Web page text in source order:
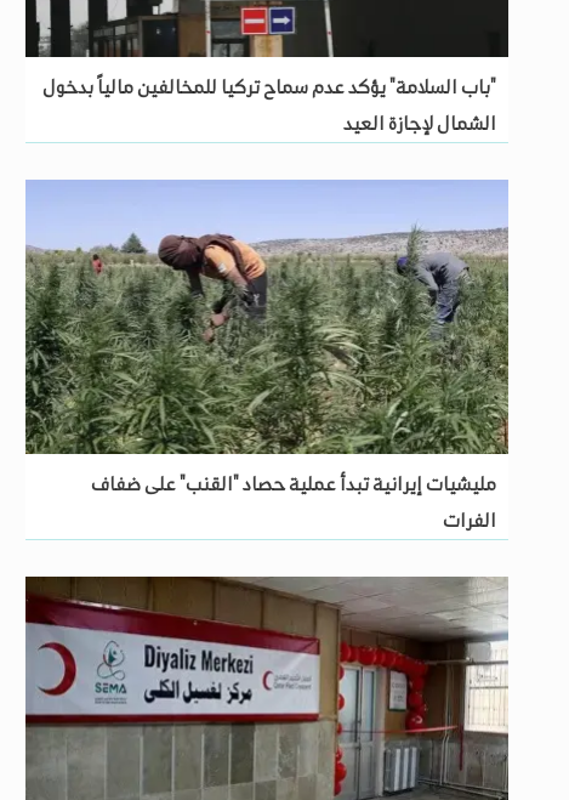
"باب السلامة" يؤكد عدم سماح تركيا للمخالفين مالياً بدخول
الشمال لإجازة العيد
مليشيات إيرانية تبدأ عملية حصاد "القنب" على ضفاف
الفرات